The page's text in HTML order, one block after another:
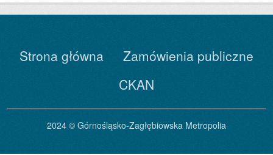
Strona główna
Zamówienia publiczne
CKAN
2024 © Górnośląsko-Zagłębiowska Metropolia